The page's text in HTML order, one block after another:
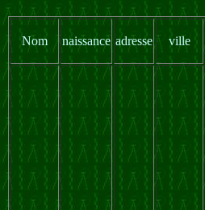
Nom naissance adresse ville